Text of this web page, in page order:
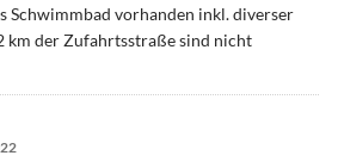
Schwimmbad vorhanden inkl. diverser
km der Zufahrtsstraße sind nicht